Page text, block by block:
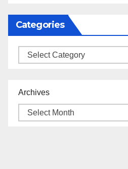
Categories
Categories
Archives